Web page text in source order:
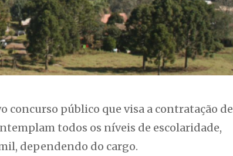
concurso público que visa a contratação de
todos os níveis de escolaridade,
dependendo do cargo.